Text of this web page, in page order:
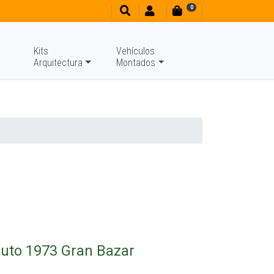
0
Kits
Arquitectura
Vehículos
Montados
1973 Gran Bazar